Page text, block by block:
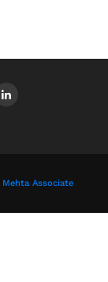
Mehta Associate